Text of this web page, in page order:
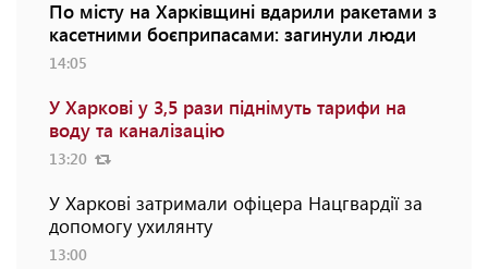
По місту на Харківщині вдарили ракетами з
касетними боєприпасами: загинули люди
14:05
У Харкові у 3,5 рази піднімуть тарифи на
воду та каналізацію
13:20
У Харкові затримали офіцера Нацгвардії за
допомогу ухилянту
13:00